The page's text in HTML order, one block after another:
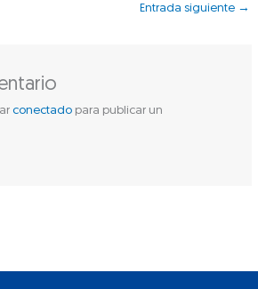
Entrada siguiente →
conectadopara publicar un